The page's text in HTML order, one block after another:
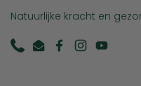
Natuurlijke kracht en
PhoneEmailFacebook
Instagram
YouTube